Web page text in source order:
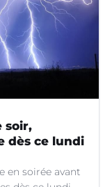
soir,
dès ce lundi
en soirée avant